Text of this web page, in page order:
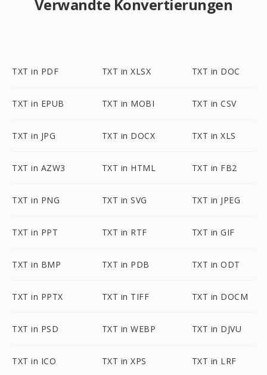
Verwandte Konvertierungen
TXT in PDF TXT in XLSX TXT in DOC
TXT in EPUB TXT in MOBI TXT in CSV
TXT in JPG TXT in DOCX TXT in XLS
TXT in AZW3 TXT in HTML TXT in FB2
TXT in PNG TXT in SVG TXT in JPEG
TXT in PPT TXT in RTF TXT in GIF
TXT in BMP TXT in PDB TXT in ODT
TXT in PPTX TXT in TIFF TXT in DOCM
TXT in PSD TXT in WEBP TXT in DJVU
TXT in ICO TXT in XPS TXT in LRF